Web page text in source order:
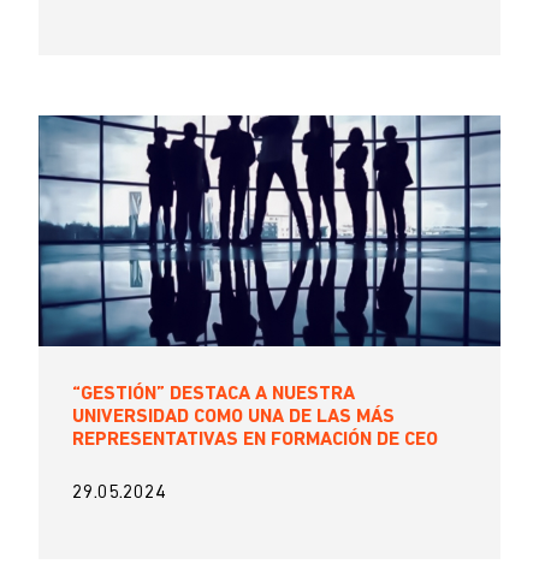
“GESTIÓN” DESTACA A NUESTRA
UNIVERSIDAD COMO UNA DE LAS MÁS
REPRESENTATIVAS EN FORMACIÓN DE CEO
29.05.2024